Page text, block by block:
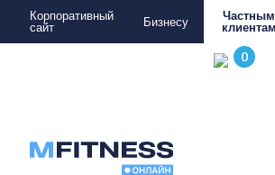
Корпоративный
сайт
Бизнесу
Частным
клиентам